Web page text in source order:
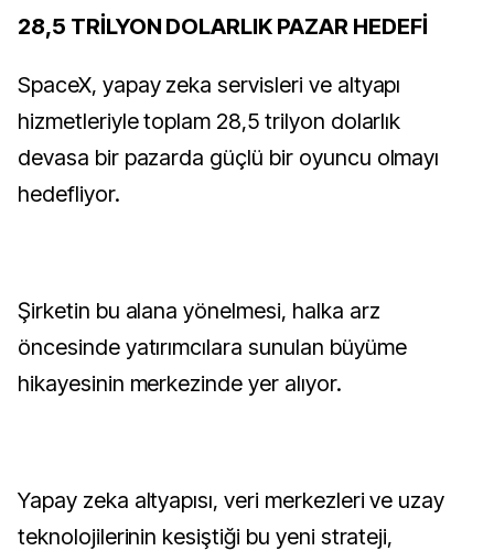
28,5 TRİLYON DOLARLIK PAZAR HEDEFİ
SpaceX, yapay zeka servisleri ve altyapı
hizmetleriyle toplam 28,5 trilyon dolarlık
devasa bir pazarda güçlü bir oyuncu olmayı
hedefliyor.
Şirketin bu alana yönelmesi, halka arz
öncesinde yatırımcılara sunulan büyüme
hikayesinin merkezinde yer alıyor.
Yapay zeka altyapısı, veri merkezleri ve uzay
teknolojilerinin kesiştiği bu yeni strateji,